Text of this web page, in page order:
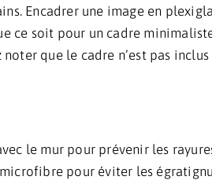
Encadrer une image en
ce soit pour un cadre
que le cadre n’est pas
le mur pour prévenir les
pour éviter les